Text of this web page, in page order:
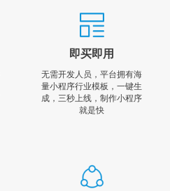
即买即用
无需开发人员，平台拥有海
量小程序行业模板，一键生
成，三秒上线，制作小程序
就是快